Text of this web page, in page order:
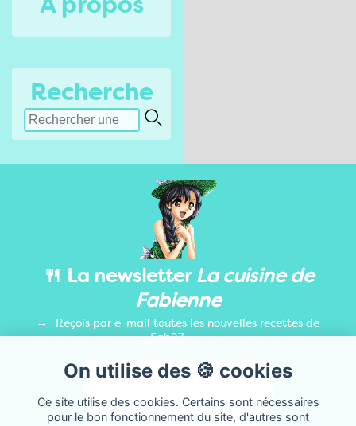
Recherche
On utilise des 🍪 cookies
Ce site utilise des cookies. Certains sont nécessaires
pour le bon fonctionnement du site, d'autres sont
🍴 La newsletterLa cuisine de
Fabienne
Reçois par e-mail toutes les nouvelles recettes de
Fab27.